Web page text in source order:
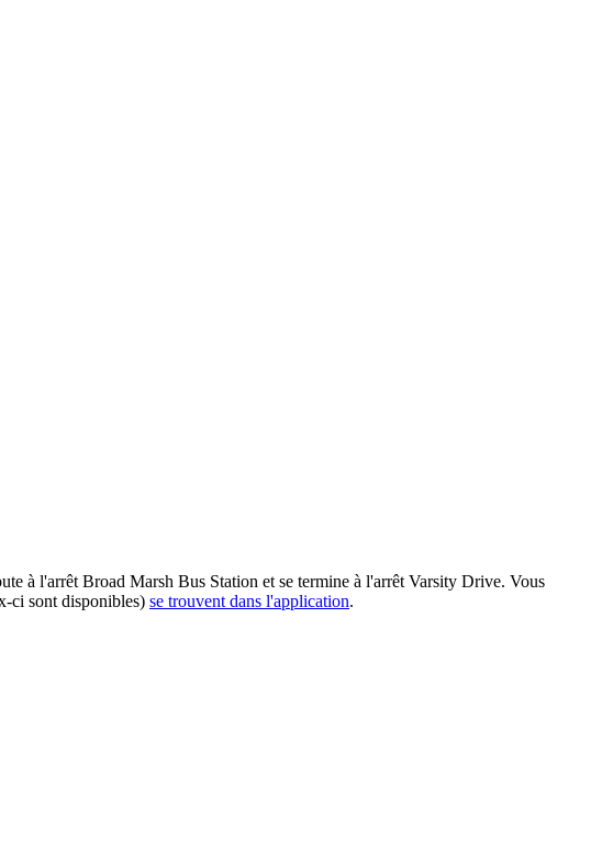
à l'arrêt Broad Marsh Bus Station et se termine à l'arrêt Varsity Drive. Vous
ci sont disponibles) se trouvent dans l'application.